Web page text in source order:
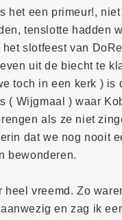
het een primeur!,
tenslotte hadden
slotfeest van
uit de biecht te
toch in een kerk ) is
( Wijgmaal ) waar
als ze niet
dat we nog nooit
bewonderen.
heel vreemd. Zo
en zag ik